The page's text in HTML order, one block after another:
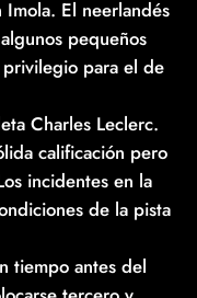
El neerlandés
pequeños
para el de
Charles Leclerc.
calificación pero
incidentes en la
de la pista
tiempo antes del